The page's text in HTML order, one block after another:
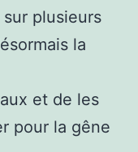
plusieurs
la
et de les
pour la gêne